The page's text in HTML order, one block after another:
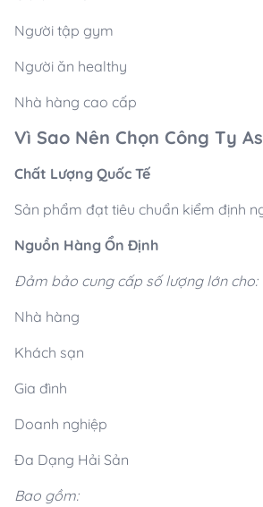
Người tập gym
Người ăn healthy
Nhà hàng cao cấp
Vì Sao Nên Chọn Công Ty
Chất Lượng Quốc Tế
Sản phẩm đạt tiêu chuẩn kiểm định
Nguồn Hàng Ổn Định
Đảm bảo cung cấp số lượng lớn cho:
Nhà hàng
Khách sạn
Gia đình
Doanh nghiệp
Đa Dạng Hải Sản
Bao gồm: